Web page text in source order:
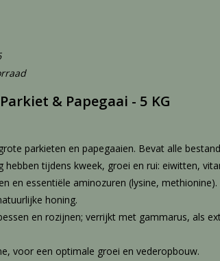
& Papegaai - 5 KG
parkieten en papegaaien. Bevat alle
hebben tijdens kweek, groei en rui: eiwitten,
en essentiële aminozuren (lysine, methionine).
honing.
en rozijnen; verrijkt met gammarus, als
voor een optimale groei en vederopbouw.